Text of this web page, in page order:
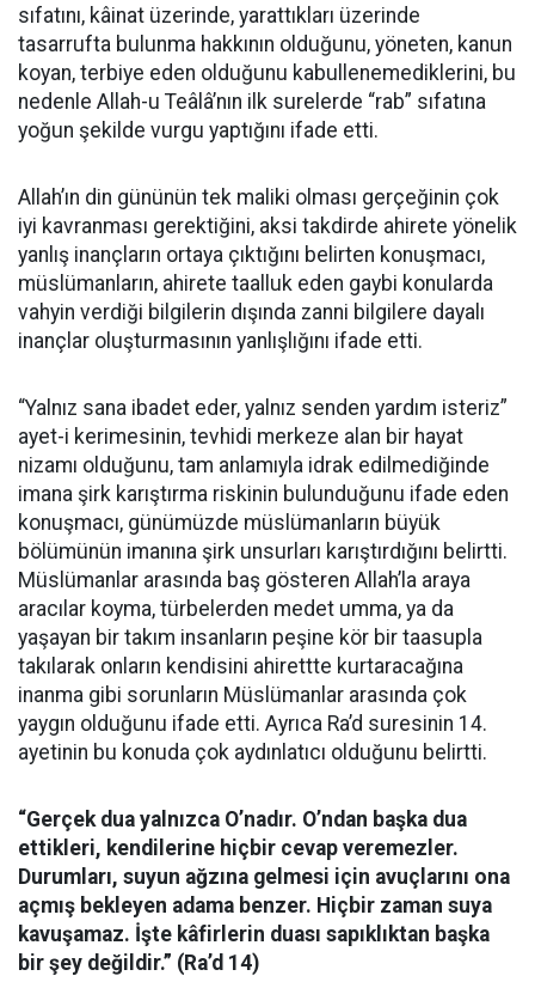
sıfatını, kâinat üzerinde, yarattıkları üzerinde
tasarrufta bulunma hakkının olduğunu, yöneten, kanun
koyan, terbiye eden olduğunu kabullenemediklerini, bu
nedenle Allah-u Teâlâ’nın ilk surelerde “rab” sıfatına
yoğun şekilde vurgu yaptığını ifade etti.
Allah’ın din gününün tek maliki olması gerçeğinin çok
iyi kavranması gerektiğini, aksi takdirde ahirete yönelik
yanlış inançların ortaya çıktığını belirten konuşmacı,
müslümanların, ahirete taalluk eden gaybi konularda
vahyin verdiği bilgilerin dışında zanni bilgilere dayalı
inançlar oluşturmasının yanlışlığını ifade etti.
“Yalnız sana ibadet eder, yalnız senden yardım isteriz”
ayet-i kerimesinin, tevhidi merkeze alan bir hayat
nizamı olduğunu, tam anlamıyla idrak edilmediğinde
imana şirk karıştırma riskinin bulunduğunu ifade eden
konuşmacı, günümüzde müslümanların büyük
bölümünün imanına şirk unsurları karıştırdığını belirtti.
Müslümanlar arasında baş gösteren Allah’la araya
aracılar koyma, türbelerden medet umma, ya da
yaşayan bir takım insanların peşine kör bir taasupla
takılarak onların kendisini ahirettte kurtaracağına
inanma gibi sorunların Müslümanlar arasında çok
yaygın olduğunu ifade etti. Ayrıca Ra’d suresinin 14.
ayetinin bu konuda çok aydınlatıcı olduğunu belirtti.
“Gerçek dua yalnızca O’nadır. O’ndan başka dua
ettikleri, kendilerine hiçbir cevap veremezler.
Durumları, suyun ağzına gelmesi için avuçlarını ona
açmış bekleyen adama benzer. Hiçbir zaman suya
kavuşamaz. İşte kâfirlerin duası sapıklıktan başka
bir şey değildir.” (Ra’d 14)